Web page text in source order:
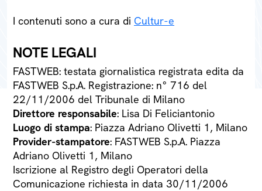
I contenuti sono a cura di Cultur-e
NOTE LEGALI
FASTWEB: testata giornalistica registrata edita da
FASTWEB S.p.A. Registrazione: n° 716 del
22/11/2006 del Tribunale di Milano
Direttore responsabile: Lisa Di Feliciantonio
Luogo di stampa: Piazza Adriano Olivetti 1, Milano
Provider-stampatore: FASTWEB S.p.A. Piazza
Adriano Olivetti 1, Milano
Iscrizione al Registro degli Operatori della
Comunicazione richiesta in data 30/11/2006